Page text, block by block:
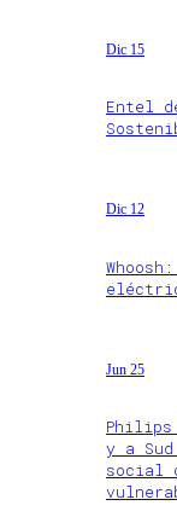
Dic 15
Entel
Dic 12
Jun 25
Philips
y a
social